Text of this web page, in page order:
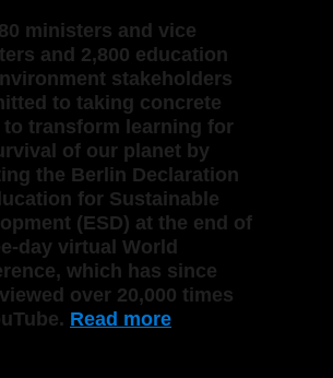
ministers and vice
and 2,800 education
stakeholders
to taking concrete
to transform learning for
of our planet by
the Berlin Declaration
for Sustainable
(ESD) at the end of
day virtual World
which has since
over 20,000 times
Read more